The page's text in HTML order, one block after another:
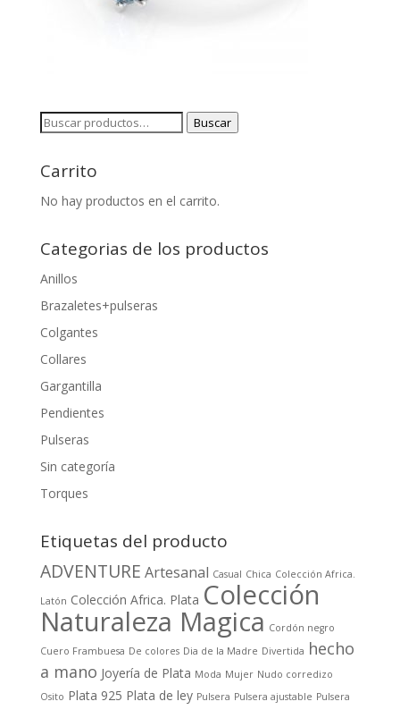
Buscar
Buscar
Carrito
No hay productos en el carrito.
Categorias de los productos
Anillos
Brazaletes+pulseras
Colgantes
Collares
Gargantilla
Pendientes
Pulseras
Sin categoría
Torques
Etiquetas del producto
ADVENTURE Artesanal Casual Chica Colección Africa.
Latón Colección Africa. Plata Colección
Naturaleza Magica Cordón negro
Cuero Frambuesa De colores Dia de la Madre Divertida hecho
a mano Joyería de Plata Moda Mujer Nudo corredizo
Osito Plata 925 Plata de ley Pulsera Pulsera ajustable Pulsera